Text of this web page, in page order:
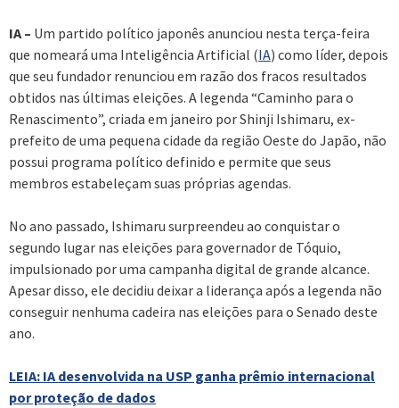
IA – Um partido político japonês anunciou nesta terça-feira
que nomeará uma Inteligência Artificial (IA) como líder, depois
que seu fundador renunciou em razão dos fracos resultados
obtidos nas últimas eleições. A legenda “Caminho para o
Renascimento”, criada em janeiro por Shinji Ishimaru, ex-
prefeito de uma pequena cidade da região Oeste do Japão, não
possui programa político definido e permite que seus
membros estabeleçam suas próprias agendas.
No ano passado, Ishimaru surpreendeu ao conquistar o
segundo lugar nas eleições para governador de Tóquio,
impulsionado por uma campanha digital de grande alcance.
Apesar disso, ele decidiu deixar a liderança após a legenda não
conseguir nenhuma cadeira nas eleições para o Senado deste
ano.
LEIA: IA desenvolvida na USP ganha prêmio internacional
por proteção de dados